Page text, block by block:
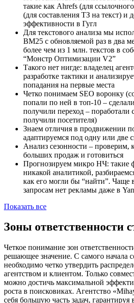
такие как Ahrefs (для
(для составления ТЗ на текст) и
эффективности в Гугл
Для текстового анализа мы
BM25 с обновляемой раз в два
более чем из 1 млн. текстов в
“Монстр Оптимизации V2”
Такого нет нигде: владелец
разработке тактики и
попадания на первые места
Четко понимаем SEO воронку
попали по ней в топ-10 –
получили переход – поработали
получили посетителя)
Знаем отличия в продвижении
адаптируемся под одну или две
Анализ сезонности – проверим,
больших продаж и готовиться
Прогнозируем микро НЧ: такие
никакой аналитикой,
как его могли бы “найти”. Чаще
запросам нет рекламы даже в
Показать все
Зоны ответственности
Четкое понимание зон
решающее значение. С самого начала
необходимо четко утвердить
агентством и клиентом. Только
можно достичь максимальной
роста в поисковиках. Агентство
себя большую часть задач, гарантируя